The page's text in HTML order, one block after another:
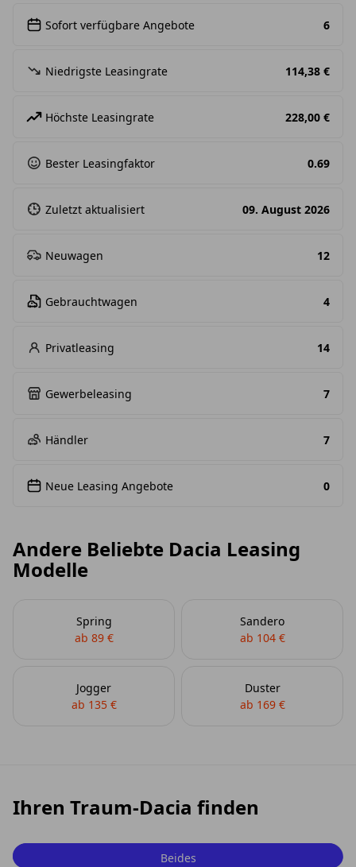
Sofort verfügbare Angebote 6
Niedrigste Leasingrate 114,38 €
Höchste Leasingrate 228,00 €
Bester Leasingfaktor 0.69
Zuletzt aktualisiert 09. August 2026
Neuwagen 12
Gebrauchtwagen 4
Privatleasing 14
Gewerbeleasing 7
Händler 7
Neue Leasing Angebote 0
Andere Beliebte Dacia Leasing
Modelle
Spring
ab 89 €
Sandero
ab 104 €
Jogger
ab 135 €
Duster
ab 169 €
Ihren Traum-Dacia finden
Beides